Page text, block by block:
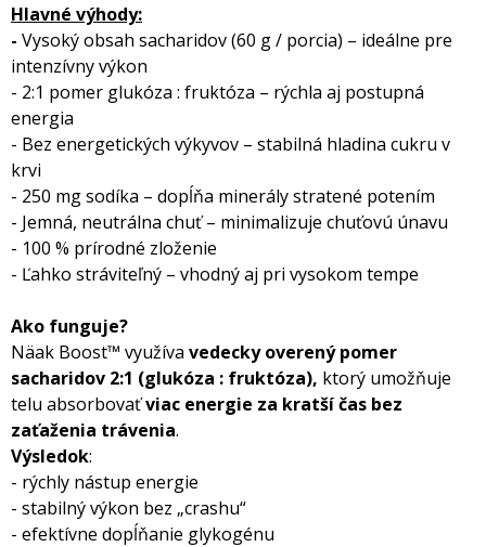
Hlavné výhody:
- Vysoký obsah sacharidov (60 g / porcia) – ideálne pre
intenzívny výkon
- 2:1 pomer glukóza : fruktóza – rýchla aj postupná
energia
- Bez energetických výkyvov – stabilná hladina cukru v
krvi
- 250 mg sodíka – dopĺňa minerály stratené potením
- Jemná, neutrálna chuť – minimalizuje chuťovú únavu
- 100 % prírodné zloženie
- Ľahko stráviteľný – vhodný aj pri vysokom tempe
Ako funguje?
Näak Boost™ využíva vedecky overený pomer
sacharidov 2:1 (glukóza : fruktóza), ktorý umožňuje
telu absorbovaťviac energie za kratší čas bez
zaťaženia trávenia.
Výsledok:
- rýchly nástup energie
- stabilný výkon bez „crashu“
- efektívne dopĺňanie glykogénu